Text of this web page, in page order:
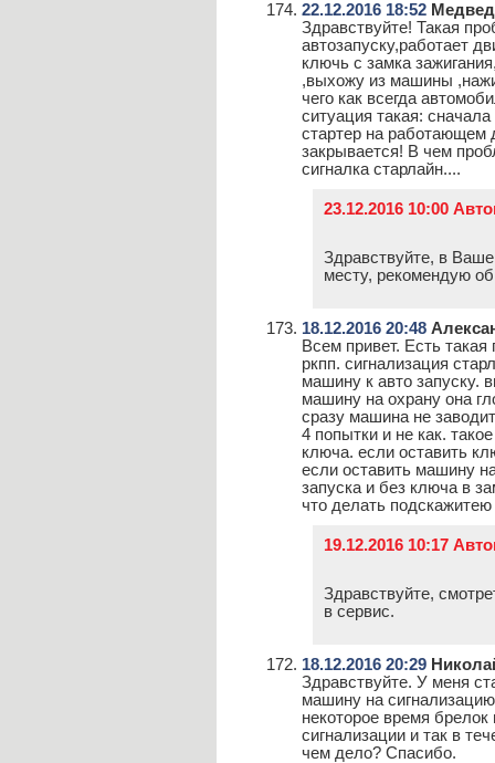
22.12.2016 18:52
Здравствуйте! Такая
автозапуску,работает
ключь с замка
,выхожу из машины
чего как всегда
ситуация такая:
стартер на работающем
закрывается! В чем
сигналка старлайн....
23.12.2016 10:00
Здравствуйте, в
месту, рекомендую
18.12.2016 20:48
Всем привет. Есть
ркпп. сигнализация
машину к авто запуску.
машину на охрану она
сразу машина не
4 попытки и не как.
ключа. если оставить
если оставить машину
запуска и без ключа в
что делать подскажитею
19.12.2016 10:17
Здравствуйте,
в сервис.
18.12.2016 20:29
Здравствуйте. У меня
машину на
некоторое время
сигнализации и так в
чем дело? Спасибо.